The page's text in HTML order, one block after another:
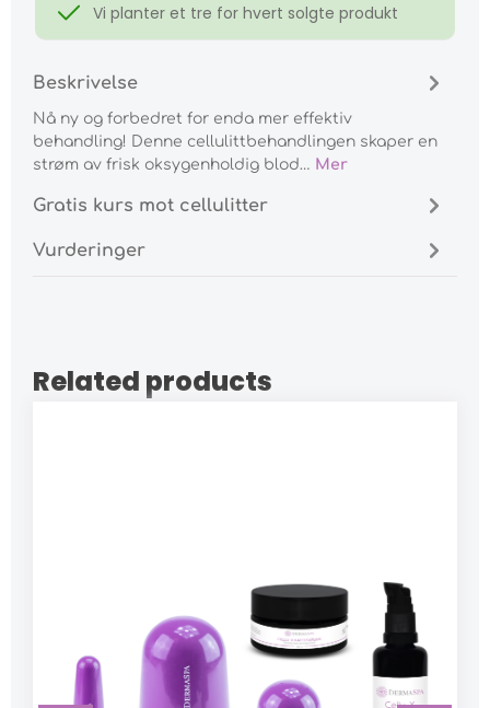
Vi planter et tre for hvert solgte produkt
Beskrivelse
Nå ny og forbedret for enda mer effektiv
behandling! Denne cellulittbehandlingen skaper en
strøm av frisk oksygenholdig blod… Mer
Gratis kurs mot cellulitter
Vurderinger
Related products